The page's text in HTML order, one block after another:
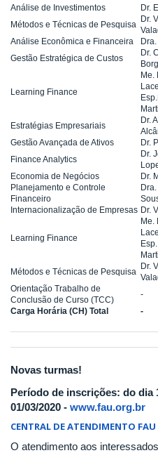
Análise de Investimentos
Dr.
Métodos e Técnicas de Pesquisa
Dr.
Análise Econômica e Financeira
Gestão Estratégica de Custos
Dr.
Learning Finance
Me.
Estratégias Empresariais
Dr.
Gestão Avançada de Ativos
Dr.
Finance Analytics
Dr.
Economia de Negócios
Dr.
Planejamento e Controle
Financeiro
Internacionalização de Empresas Dr.
Learning Finance
Me.
Métodos e Técnicas de Pesquisa
Dr.
Orientação Trabalho de
Conclusão de Curso (TCC)
-
Carga Horária (CH) Total
-
Novas turmas!
Período de inscrições: do dia
01/03/2020 - www.fau.org.br
CENTRAL DE ATENDIMENTO FAU
O atendimento aos